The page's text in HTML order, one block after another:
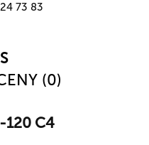
73 83
(0)
120 C4